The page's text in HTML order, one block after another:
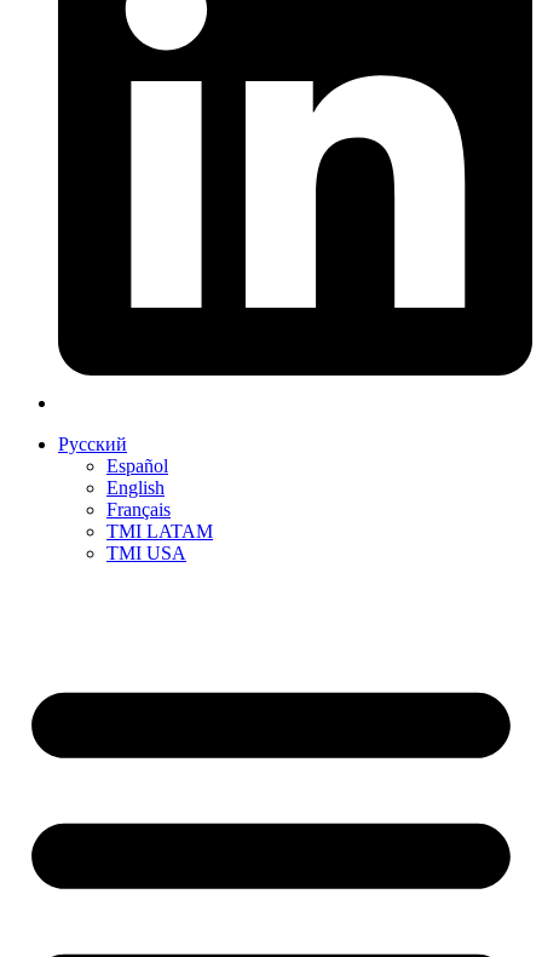
Русский
Español
English
Français
TMI LATAM
TMI USA